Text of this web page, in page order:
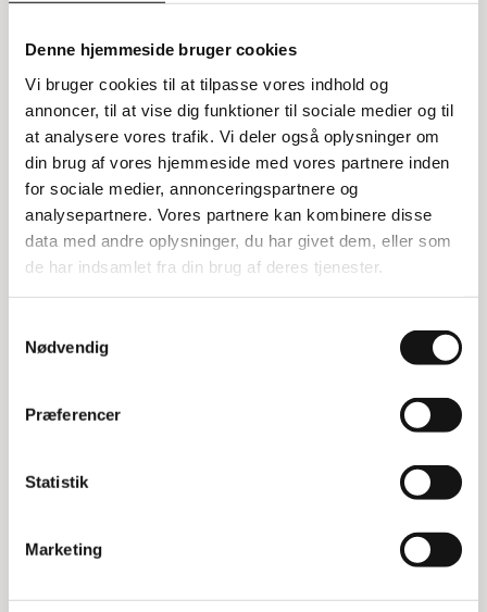
Denne hjemmeside bruger cookies
Vi bruger cookies til at tilpasse vores indhold og
annoncer, til at vise dig funktioner til sociale medier og til
at analysere vores trafik. Vi deler også oplysninger om
din brug af vores hjemmeside med vores partnere inden
for sociale medier, annonceringspartnere og
analysepartnere. Vores partnere kan kombinere disse
data med andre oplysninger, du har givet dem, eller som
de har indsamlet fra din brug af deres tjenester.
Nødvendig
Præferencer
Statistik
Marketing
Dette manuelle mobile løftebord er hydraulisk og
lavet i en robust kvalitet, hvilket gør det nemt og
smidigt at håndtere. Det er ideelt til forskellige
typer arbejde og fungerer godt i industri, lager og
varehuse.
Fleksibelt og pålideligt løfteudstyr
Løftebordet har en enkel og pålidelig konstruktion,
der sikrer lang levetid. Det er kendt for sine gode
er godkendt i henhold til EN1570 og ANSI/ASME
Lasteevne: 300 kg
Egenvægt: 150 kg
Løft med fodpumpe